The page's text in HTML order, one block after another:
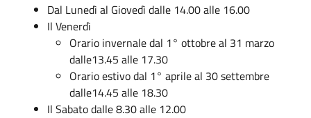
Dal Lunedì al Giovedì dalle 14.00 alle 16.00
Il Venerdì
Orario invernale dal 1° ottobre al 31 marzo
dalle13.45 alle 17.30
Orario estivo dal 1° aprile al 30 settembre
dalle14.45 alle 18.30
Il Sabato dalle 8.30 alle 12.00